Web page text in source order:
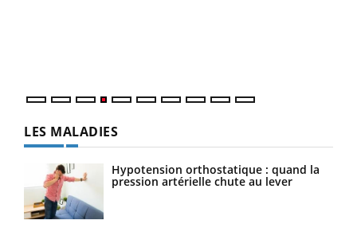
LES MALADIES
Hypotension orthostatique : quand la
pression artérielle chute au lever